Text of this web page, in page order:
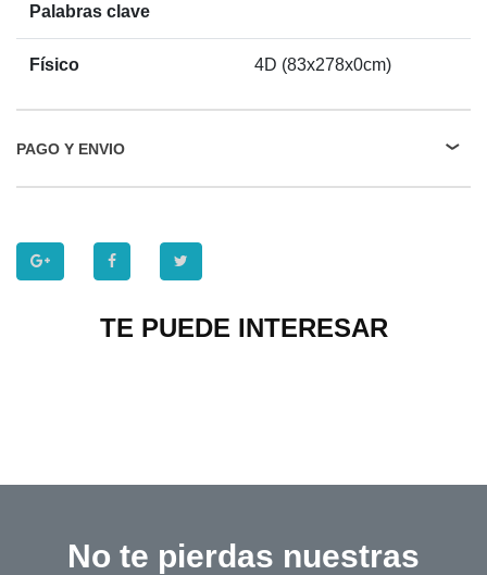
Palabras clave
Físico 4D (83x278x0cm)
PAGO Y ENVIO
TE PUEDE INTERESAR
No te pierdas nuestras